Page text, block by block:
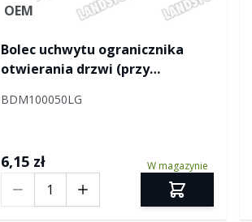
OEM
Bolec uchwytu ogranicznika
otwierania drzwi (przy
Discovery II / RR P38 / Freelander
BDM100050LG
6,15 zł W magazynie